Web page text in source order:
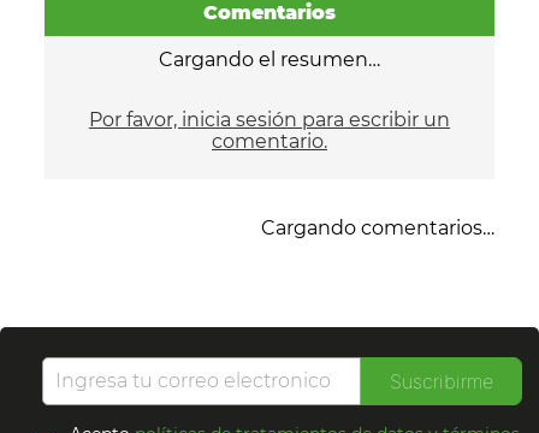
Comentarios
Cargando el resumen…
Por favor, inicia sesión para escribir un
comentario.
Cargando comentarios…
Suscribirme